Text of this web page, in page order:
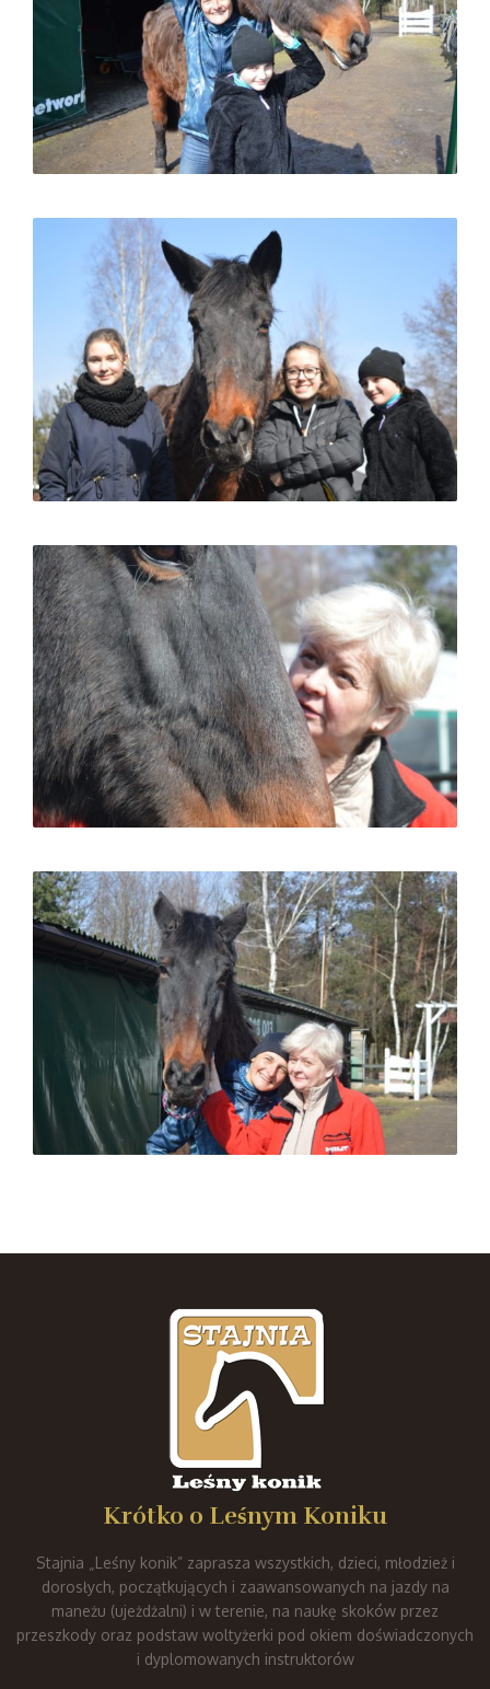
Krótko o Leśnym Koniku
Stajnia „Leśny konik” zaprasza wszystkich, dzieci, młodzież i
dorosłych, początkujących i zaawansowanych na jazdy na
maneżu (ujeżdżalni) i w terenie, na naukę skoków przez
przeszkody oraz podstaw woltyżerki pod okiem doświadczonych
i dyplomowanych instruktorów